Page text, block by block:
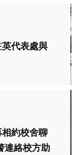
代表處與
約校舍聊
連絡校方助